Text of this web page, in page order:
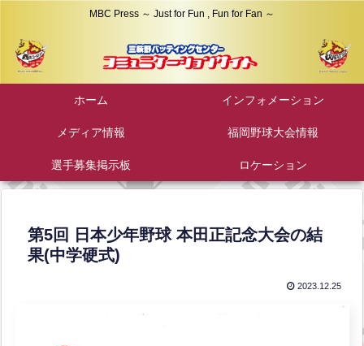
MBC Press ～ Just for Fun , Fun for Fan ～
ホーム インフォメーション
メディア情報 福岡野球大会情報
選手募集掲示板 ロケーション
第5回 日本少年野球 本田正記念大会の結
果(中学硬式)
2023.12.25